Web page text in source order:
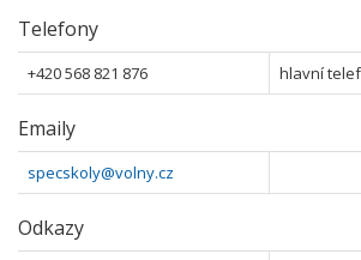
Telefony
+420 568 821 876 hlavní
Emaily
specskoly@volny.cz
Odkazy